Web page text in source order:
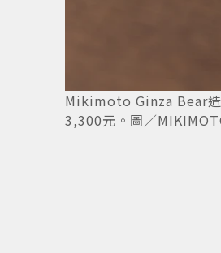
Mikimoto Ginza Bear造
3,300元。圖／